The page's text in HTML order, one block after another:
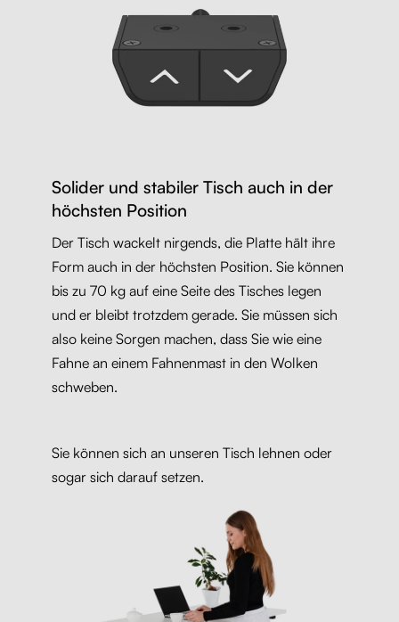
Solider und stabiler Tisch auch in der
höchsten Position
Der Tisch wackelt nirgends, die Platte hält ihre
Form auch in der höchsten Position. Sie können
bis zu 70 kg auf eine Seite des Tisches legen
und er bleibt trotzdem gerade. Sie müssen sich
also keine Sorgen machen, dass Sie wie eine
Fahne an einem Fahnenmast in den Wolken
schweben.
Sie können sich an unseren Tisch lehnen oder
sogar sich darauf setzen.